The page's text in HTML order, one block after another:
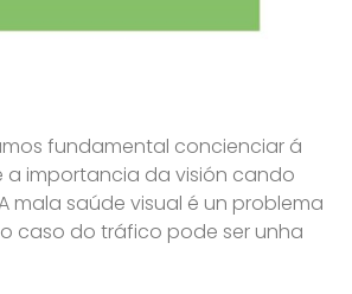
fundamental concienciar á
importancia da visión cando
mala saúde visual é un problema
caso do tráfico pode ser unha